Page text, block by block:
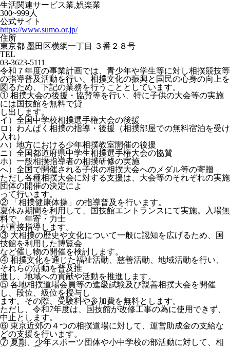
生活関連サービス業,娯楽業
300~999人
公式サイト
https://www.sumo.or.jp/
住所
東京都 墨田区横網一丁目 ３番２８号
TEL
03-3623-5111
令和７年度の事業計画では、青少年や学生等に対し相撲競技等
の指導普及活動を行い、相撲文化の振興と国民の心身の向上を
図るため、下記の業務を行うこととしています。
① 相撲大会の後援・協賛等を行い、特に子供の大会等の実施
には国技館を無料で貸
し出します。
イ）全国中学校相撲選手権大会の後援
ロ）わんぱく相撲の指導・後援（相撲部屋での無料宿泊を受け
入れ）
ハ）地方における少年相撲教室開催の後援
ニ）全国都道府県中学生相撲選手権大会の協賛
ホ）一般相撲指導者の相撲研修の実施
へ）全国で開催される子供の相撲大会へのメダル等の寄贈
ただし各種相撲大会に対する支援は、大会等のそれぞれの実施
団体の開催の決定によ
って行います。
② 「相撲健康体操」の指導普及を行います。
夏休み期間を利用して、国技館エントランスにて実施。入場無
料で、年寄・力士
が直接指導します。
③ 大相撲の歴史や文化について一般に認知を広げるため、国
技館を利用した博覧会
など催し物の開催を検討します。
④ 相撲文化を通じた福祉活動、慈善活動、地域活動を行い、
それらの活動を普及推
進し、地域への貢献や活動を推進します。
⑤ 各地相撲道場会員等の進級試験及び親善相撲大会を開催
し、段位、級位を授与し
ます。その際、受験料や参加費を無料とします。
ただし、令和7年度は、国技館が改修工事の為に使用できず、
中止とします。
⑥ 東京近郊の４つの相撲道場に対して、運営助成金の支給な
どの支援を行います。
⑦ 夏期、少年スポーツ団体や小中学校の部活動に対して、相